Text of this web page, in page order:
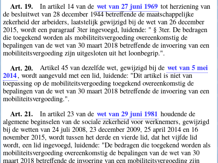
Art. 19. In artikel 14 van de wet van 27 juni 1969 tot herziening van
de besluitwet van 28 december 1944 betreffende de maatschappelijke
zekerheid der arbeiders, laatstelijk gewijzigd bij de wet van 26 december
2015, wordt een paragraaf 3ter ingevoegd, luidende: " § 3ter. De bedragen
die toegekend worden als mobiliteitsvergoeding overeenkomstig de
bepalingen van de wet van 30 maart 2018 betreffende de invoering van een
mobiliteitsvergoeding zijn uitgesloten uit het loonbegrip.".
Art. 20. Artikel 45 van dezelfde wet, gewijzigd bij de wet van 5 mei
2014, wordt aangevuld met een lid, luidende: "Dit artikel is niet van
toepassing op de mobiliteitsvergoeding toegekend overeenkomstig de
bepalingen van de wet van 30 maart 2018 betreffende de invoering van een
mobiliteitsvergoeding.".
Art. 21. In artikel 23 van de wet van 29 juni 1981 houdende de
algemene beginselen van de sociale zekerheid voor werknemers, gewijzigd
bij de wetten van 24 juli 2008, 23 december 2009, 25 april 2014 en 16
november 2015, wordt tussen het derde en vierde lid, dat het vijfde lid
wordt, een lid ingevoegd, luidende: "De bedragen die toegekend worden als
mobiliteitsvergoeding overeenkomstig de bepalingen van de wet van 30
maart 2018 betreffende de invoering van een mobiliteitsvergoeding zijn